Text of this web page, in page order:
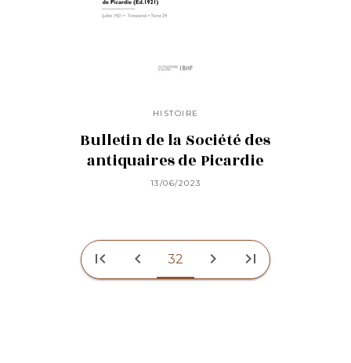
HISTOIRE
Bulletin de la Société des
antiquaires de Picardie
13/06/2023
first_page chevron_left 32 chevron_right last_page